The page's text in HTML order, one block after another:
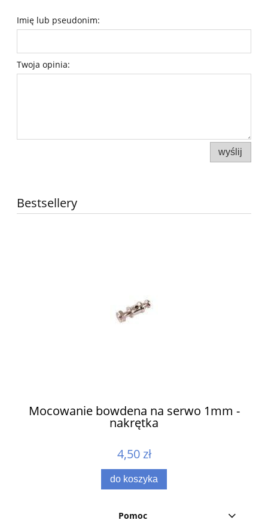
Imię lub pseudonim:
Twoja opinia:
wyślij
Bestsellery
Mocowanie bowdena na serwo 1mm -
nakrętka
4,50 zł
do koszyka
Pomoc